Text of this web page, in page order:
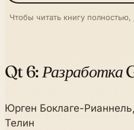
Чтобы читать книгу полностью,
Qt 6:Разработка
Юрген Боклаге-
Телин